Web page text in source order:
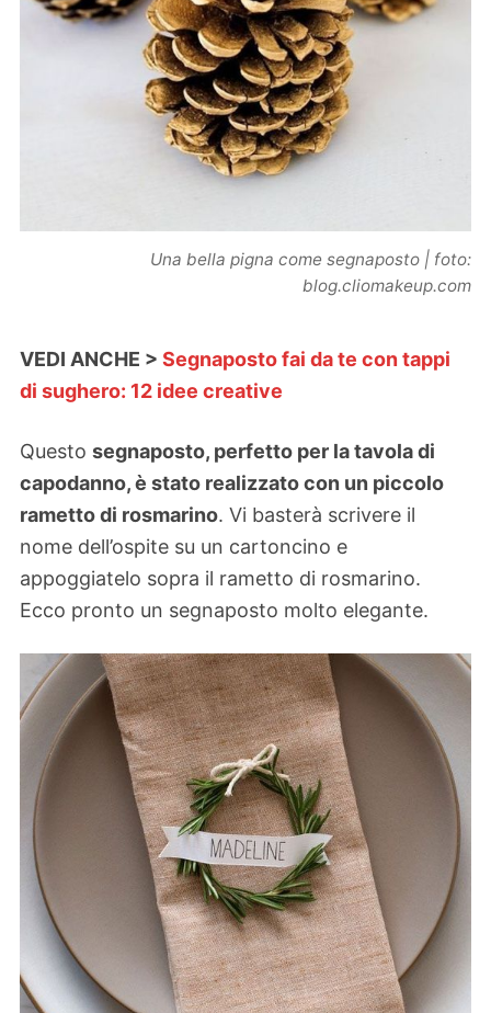
Una bella pigna come segnaposto | foto:
blog.cliomakeup.com
VEDI ANCHE > Segnaposto fai da te con tappi
di sughero: 12 idee creative
Questo segnaposto, perfetto per la tavola di
capodanno, è stato realizzato con un piccolo
rametto di rosmarino. Vi basterà scrivere il
nome dell’ospite su un cartoncino e
appoggiatelo sopra il rametto di rosmarino.
Ecco pronto un segnaposto molto elegante.